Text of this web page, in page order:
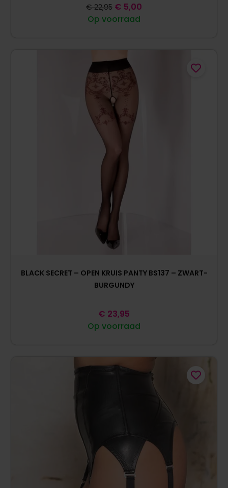
Op voorraad
€ 22,95 € 5,00
BLACK SECRET – OPEN KRUIS PANTY BS137 – ZWART-
BURGUNDY
Op voorraad
€ 23,95